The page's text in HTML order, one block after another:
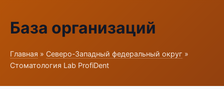
База организаций
Главная » Северо-Западный федеральный округ »
Стоматология Lab ProfiDent